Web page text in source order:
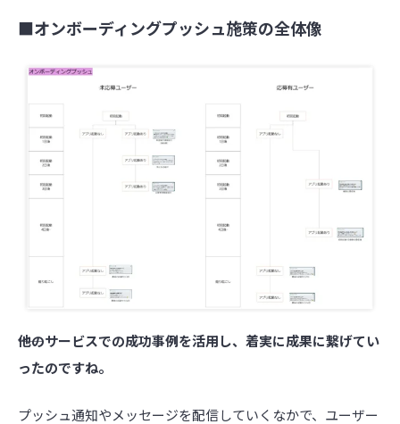
■オンボーディングプッシュ施策の全体像
――他のサービスでの成功事例を活用し、着実に成果に繋げてい
ったのですね。
プッシュ通知やメッセージを配信していくなかで、ユーザー